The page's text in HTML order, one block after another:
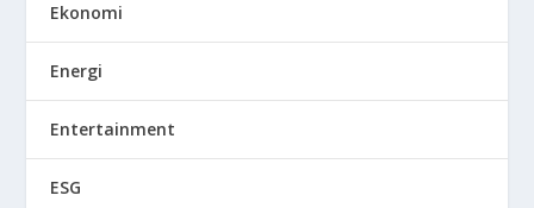
Ekonomi
Energi
Entertainment
ESG